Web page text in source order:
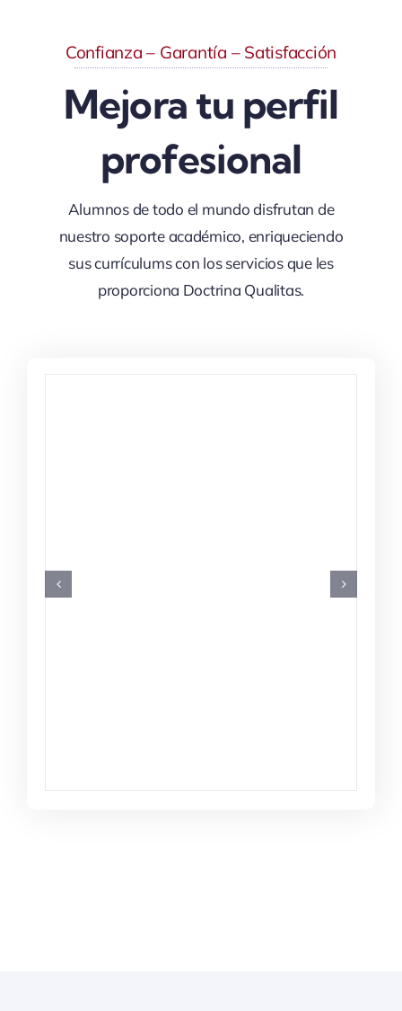
Confianza – Garantía – Satisfacción
Mejora tu perfil
profesional
Alumnos de todo el mundo disfrutan de
nuestro soporte académico, enriqueciendo
sus currículums con los servicios que les
proporciona Doctrina Qualitas.